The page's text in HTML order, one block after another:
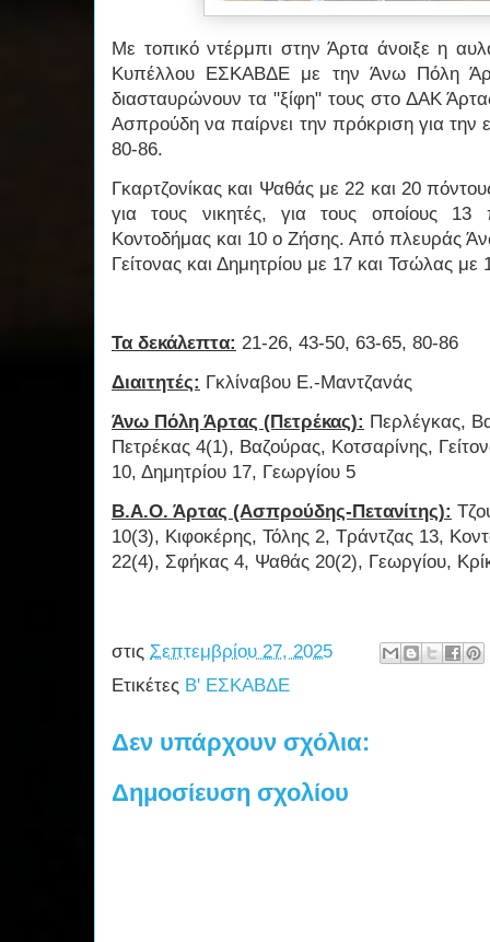
Με τοπικό ντέρμπι στην Άρτα άνοιξε η
Κυπέλλου ΕΣΚΑΒΔΕ με την Άνω Πόλη
διασταυρώνουν τα "ξίφη" τους στο ΔΑΚ
Ασπρούδη να παίρνει την πρόκριση για
80-86.
Γκαρτζονίκας και Ψαθάς με 22 και 20
για τους νικητές, για τους οποίους
Κοντοδήμας και 10 ο Ζήσης. Από πλευράς
Γείτονας και Δημητρίου με 17 και Τσώλας
Τα δεκάλεπτα: 21-26, 43-50, 63-65, 80-86
Διαιτητές: Γκλίναβου Ε.-Μαντζανάς
Άνω Πόλη Άρτας (Πετρέκας): Περλέγκας,
Πετρέκας 4(1), Βαζούρας, Κοτσαρίνης,
10, Δημητρίου 17, Γεωργίου 5
Β.Α.Ο. Άρτας (Ασπρούδης-Πετανίτης):
10(3), Κιφοκέρης, Τόλης 2, Τράντζας 13,
22(4), Σφήκας 4, Ψαθάς 20(2), Γεωργίου,
στις Σεπτεμβρίου 27, 2025
Ετικέτες Β' ΕΣΚΑΒΔΕ
Δεν υπάρχουν σχόλια:
Δημοσίευση σχολίου